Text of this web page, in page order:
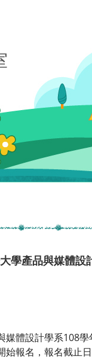
學產品與媒體設
媒體設計學系108學
始報名，報名截止